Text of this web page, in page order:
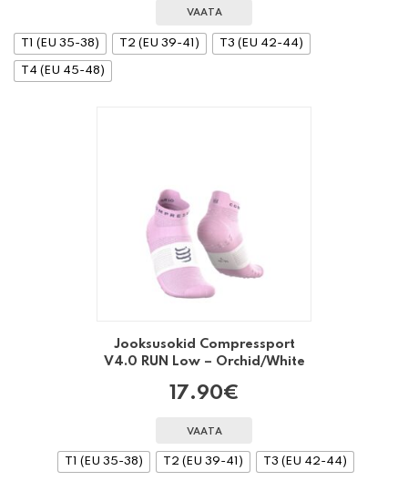
VAATA
T1 (EU 35-38) T2 (EU 39-41) T3 (EU 42-44)
T4 (EU 45-48)
Jooksusokid Compressport
V4.0 RUN Low – Orchid/White
17.90€
VAATA
T1 (EU 35-38) T2 (EU 39-41) T3 (EU 42-44)